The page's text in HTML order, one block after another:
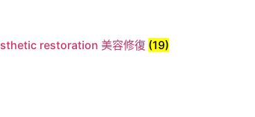
restoration 美容修復 (19)